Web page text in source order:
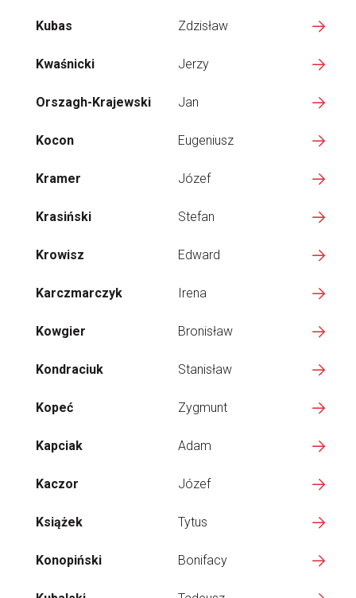
Kubas Zdzisław
Kwaśnicki Jerzy
Orszagh-Krajewski Jan
Kocon Eugeniusz
Kramer Józef
Krasiński Stefan
Krowisz Edward
Karczmarczyk Irena
Kowgier Bronisław
Kondraciuk Stanisław
Kopeć Zygmunt
Kapciak Adam
Kaczor Józef
Książek Tytus
Konopiński Bonifacy